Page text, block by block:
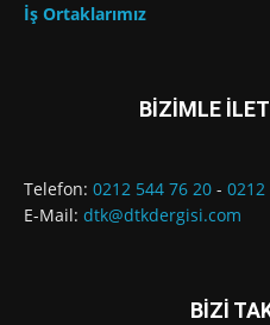
İş Ortaklarımız
BİZİMLE
Telefon: 0212 544 76 20 - 0212
E-Mail: dtk@dtkdergisi.com
BİZİ